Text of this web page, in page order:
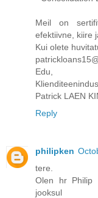
Meil on
efektiivne, kiire
Kui olete
Edu,
Klienditeenindus.
Patrick LAEN
Reply
philipken
tere.
Olen hr Philip
jooksul